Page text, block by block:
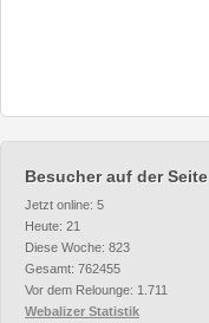
Besucher auf der Seite
Jetzt online: 5
Heute: 21
Diese Woche: 823
Gesamt: 762455
Vor dem Relounge: 1.711
Webalizer Statistik